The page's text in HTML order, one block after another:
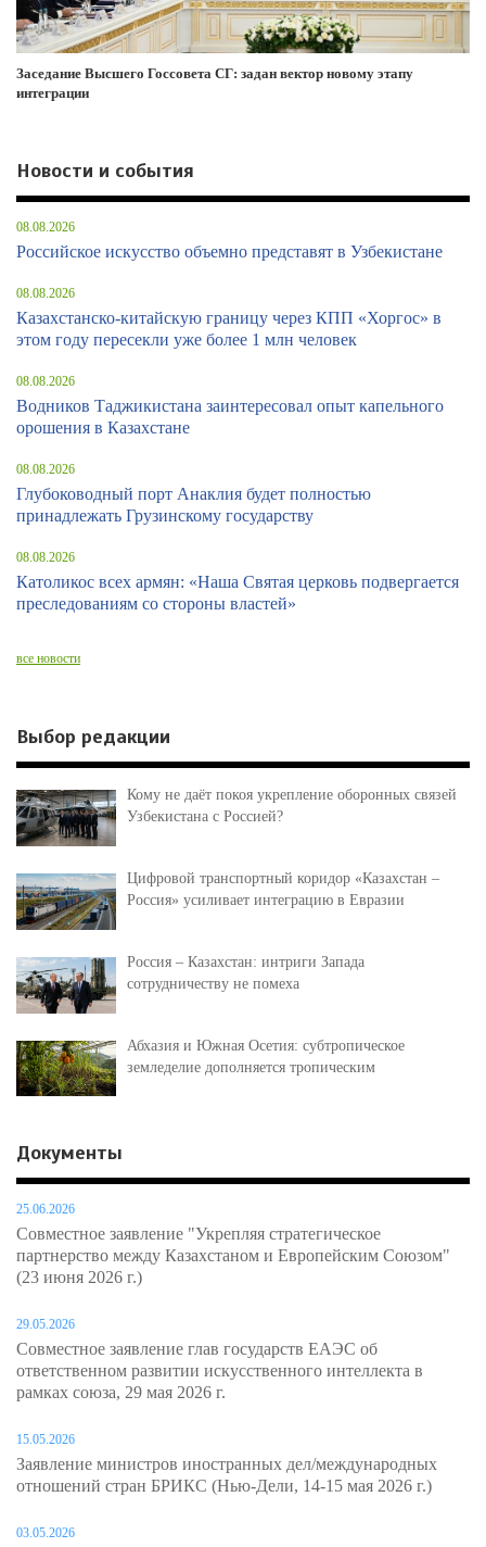
Заседание Высшего Госсовета СГ: задан вектор новому этапу
интеграции
Новости и события
08.08.2026
Российское искусство объемно представят в Узбекистане
08.08.2026
Казахстанско-китайскую границу через КПП «Хоргос» в
этом году пересекли уже более 1 млн человек
08.08.2026
Водников Таджикистана заинтересовал опыт капельного
орошения в Казахстане
08.08.2026
Глубоководный порт Анаклия будет полностью
принадлежать Грузинскому государству
08.08.2026
Католикос всех армян: «Наша Святая церковь подвергается
преследованиям со стороны властей»
все новости
Выбор редакции
Кому не даёт покоя укрепление оборонных связей
Узбекистана с Россией?
Цифровой транспортный коридор «Казахстан –
Россия» усиливает интеграцию в Евразии
Россия – Казахстан: интриги Запада
сотрудничеству не помеха
Абхазия и Южная Осетия: субтропическое
земледелие дополняется тропическим
Документы
25.06.2026
Совместное заявление "Укрепляя стратегическое
партнерство между Казахстаном и Европейским Союзом"
(23 июня 2026 г.)
29.05.2026
Совместное заявление глав государств ЕАЭС об
ответственном развитии искусственного интеллекта в
рамках союза, 29 мая 2026 г.
15.05.2026
Заявление министров иностранных дел/международных
отношений стран БРИКС (Нью-Дели, 14-15 мая 2026 г.)
03.05.2026